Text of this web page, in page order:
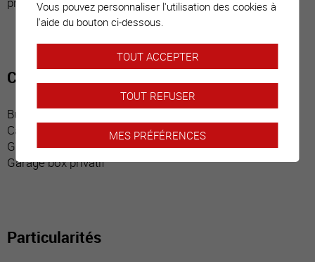
Commodités
Buanderie collective
Cave privative
Galetas privatif
Garage box privatif
Particularités
Vous pouvez personnaliser l'utilisation des cookies à
l'aide du bouton ci-dessous.
TOUT ACCEPTER
TOUT REFUSER
MES PRÉFÉRENCES